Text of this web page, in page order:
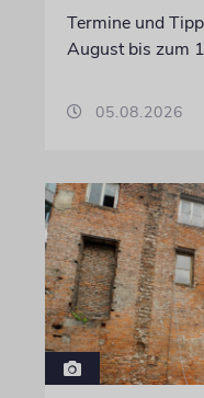
Termine und
August bis zum
05.08.2026